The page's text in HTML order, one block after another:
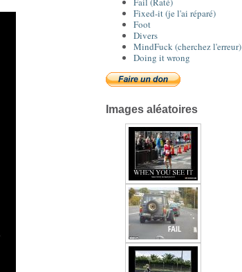
Fixed-it (je l'ai réparé)
Foot
Divers
MindFuck (cherchez l'erreur)
Doing it wrong
Images aléatoires